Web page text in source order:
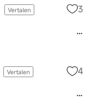
Vertalen 3
Vertalen 4